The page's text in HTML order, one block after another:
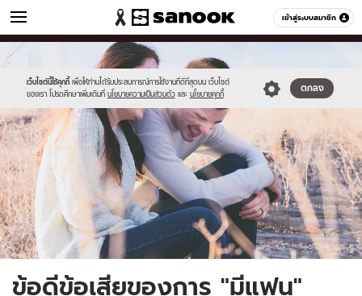
เข้าสู่ระบบสมาชิก
ผู้หญิง หมวดอื่นๆ
เว็บไซต์นี้ใช้คุกกี้ เพื่อให้ท่านได้รับประสบการณ์การใช้งานที่ดีที่สุดบน เว็บไซต์
ของเรา โปรดศึกษาเพิ่มเติมที่ นโยบายความเป็นส่วนตัว และ นโยบายคุกกี้
ตกลง
//s.isanook.com/sr/0/images/logo-
sanook.png
//s.isanook.com/wo/0/ud/29/146861/love.jpg
ข้อดีข้อเสียของการ "มีแฟน"